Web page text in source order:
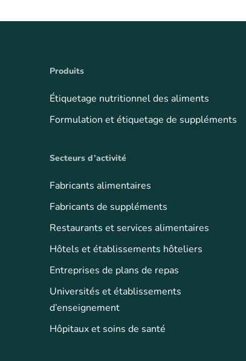
Produits
Étiquetage nutritionnel des aliments
Formulation et étiquetage de suppléments
Secteurs d’activité
Fabricants alimentaires
Fabricants de suppléments
Restaurants et services alimentaires
Hôtels et établissements hôteliers
Entreprises de plans de repas
Universités et établissements
d’enseignement
Hôpitaux et soins de santé